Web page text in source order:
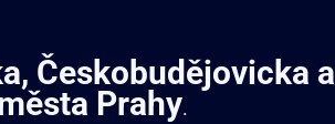
Českobudějovicka a
Prahy.